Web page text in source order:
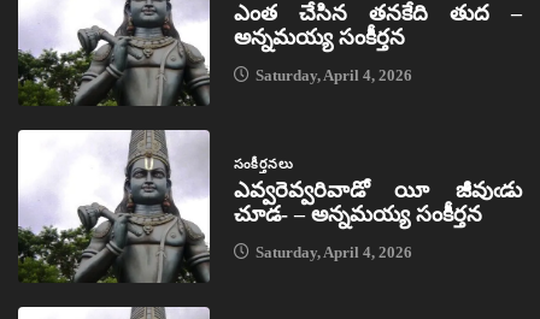
ఎంత చేసిన తనకేది తుద –
అన్నమయ్య సంకీర్తన
Saturday, April 4, 2026
సంకీర్తనలు
ఎవ్వరెవ్వరివాడో యీ జీవుఁడు
చూడ- – అన్నమయ్య సంకీర్తన
Saturday, April 4, 2026